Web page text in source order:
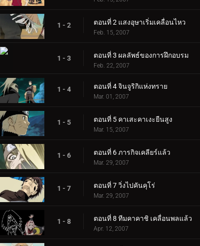
1 - 2 ตอนที่ 2 แสงอุษาเริ่มเคลื่อนไหว
Feb. 15, 2007
1 - 3 ตอนที่ 3 ผลลัพธ์ของการฝึกอบรม
Feb. 22, 2007
1 - 4 ตอนที่ 4 จินจูริกิแห่งทราย
Mar. 01, 2007
1 - 5 ตอนที่ 5 คาเสะคาเงะยืนสูง
Mar. 15, 2007
1 - 6 ตอนที่ 6 ภารกิจเคลียร์แล้ว
Mar. 29, 2007
1 - 7 ตอนที่ 7 วิ่งไปคันคุโร่
Mar. 29, 2007
1 - 8 ตอนที่ 8 ทีมคาคาชิ เคลื่อนพลแล้ว
Apr. 12, 2007